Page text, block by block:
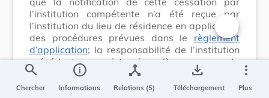
l’institution compétente n’a été reçue par
l’institution du lieu de résidence en application
des procédures prévues dans le règlement
d’application; la responsabilité de l’institution
précédente persiste jusqu’à ce que la
notification d’une telle cessation est reçue par
l’institution du lieu de résidence.
Changer la
search
Chercher
info
Informations
device_hub
Relations (5)
save_alt
Téléchargement
more_vert
Plus